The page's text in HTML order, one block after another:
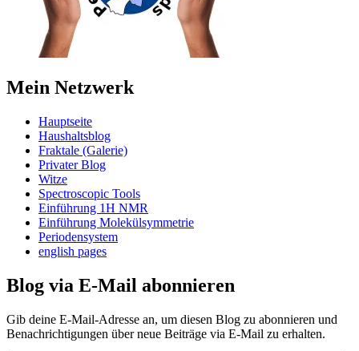
Mein Netzwerk
Hauptseite
Haushaltsblog
Fraktale (Galerie)
Privater Blog
Witze
Spectroscopic Tools
Einführung 1H NMR
Einführung Molekülsymmetrie
Periodensystem
english pages
Blog via E-Mail abonnieren
Gib deine E-Mail-Adresse an, um diesen Blog zu abonnieren und
Benachrichtigungen über neue Beiträge via E-Mail zu erhalten.